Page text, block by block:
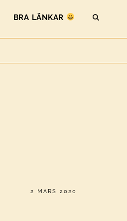
BRA LÄNKAR
PUBLICERAT
2 MARS 2020